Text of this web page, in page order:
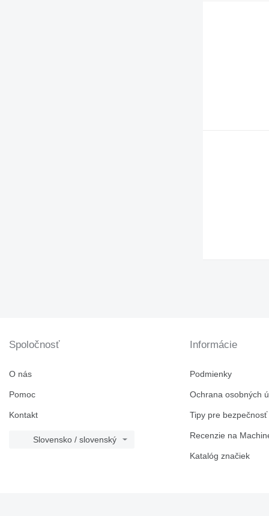
Spoločnosť
O nás
Pomoc
Kontakt
Slovensko / slovenský
Informácie
Podmienky
Ochrana osobných
Tipy pre bezpečnosť
Recenzie na
Katalóg značiek